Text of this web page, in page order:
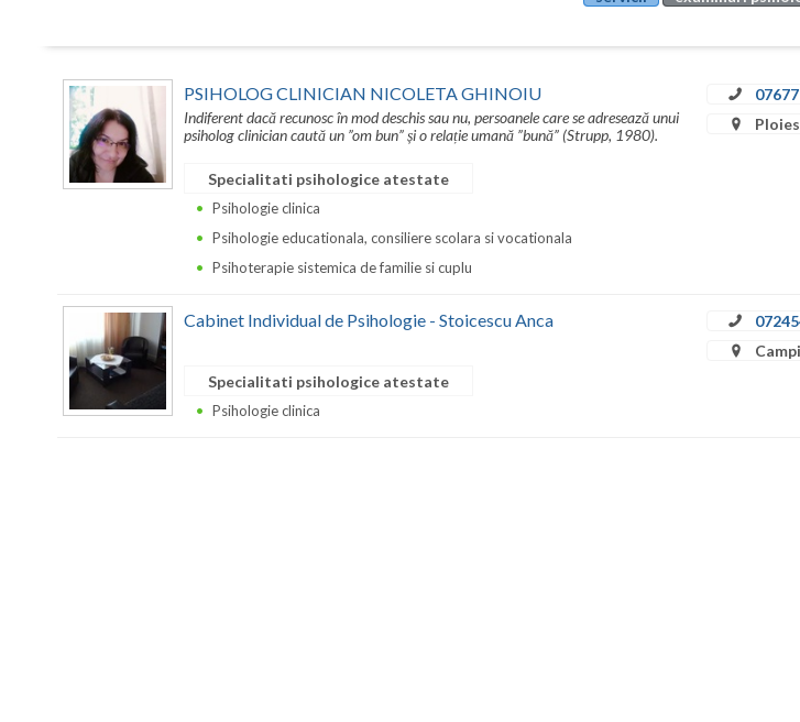
PSIHOLOG CLINICIAN NICOLETA GHINOIU
Indiferent dacă recunosc în mod deschis sau nu, persoanele care se adresează unui
psiholog clinician caută un ”om bun” și o relație umană ”bună” (Strupp, 1980).
Specialitati psihologice atestate
Psihologie clinica
Psihologie educationala, consiliere scolara si vocationala
Psihoterapie sistemica de familie si cuplu
Cabinet Individual de Psihologie - Stoicescu Anca
Specialitati psihologice atestate
Psihologie clinica